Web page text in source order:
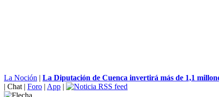
La Noción | La Diputación de Cuenca invertirá más de 1,1
| Chat | Foro | App |